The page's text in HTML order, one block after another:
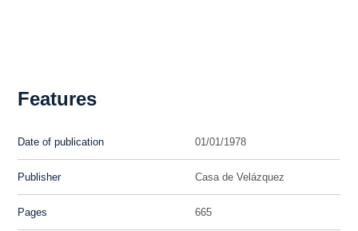
Features
Date of publication 01/01/1978
Publisher Casa de Velázquez
Pages 665